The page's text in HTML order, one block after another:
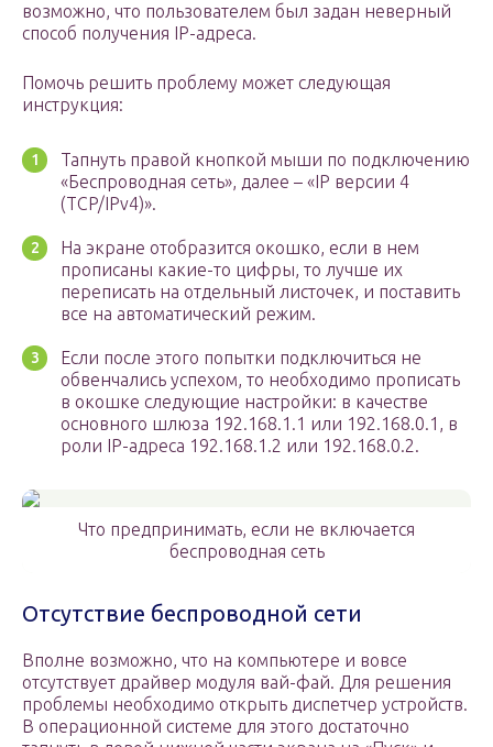
возможно, что пользователем был задан неверный
способ получения IP-адреса.
Помочь решить проблему может следующая
инструкция:
Тапнуть правой кнопкой мыши по подключению
«Беспроводная сеть», далее – «IP версии 4
(TCP/IPv4)».
На экране отобразится окошко, если в нем
прописаны какие-то цифры, то лучше их
переписать на отдельный листочек, и поставить
все на автоматический режим.
Если после этого попытки подключиться не
обвенчались успехом, то необходимо прописать
в окошке следующие настройки: в качестве
основного шлюза 192.168.1.1 или 192.168.0.1, в
роли IP-адреса 192.168.1.2 или 192.168.0.2.
Что предпринимать, если не включается
беспроводная сеть
Отсутствие беспроводной сети
Вполне возможно, что на компьютере и вовсе
отсутствует драйвер модуля вай-фай. Для решения
проблемы необходимо открыть диспетчер устройств.
В операционной системе для этого достаточно